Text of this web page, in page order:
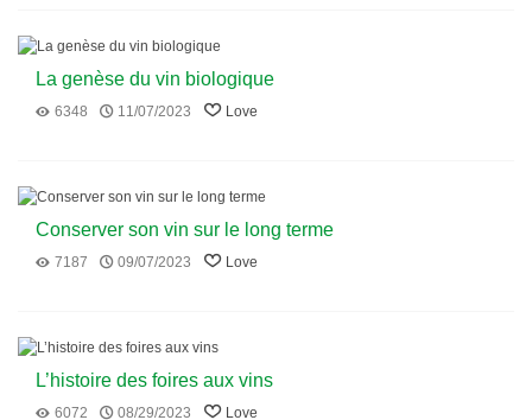
La genèse du vin biologique
6348 11/07/2023 Love
Conserver son vin sur le long terme
7187 09/07/2023 Love
L’histoire des foires aux vins
6072 08/29/2023 Love